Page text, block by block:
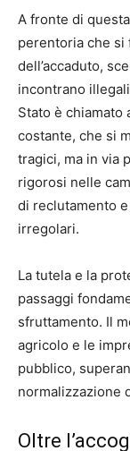
A fronte di
perentoria che si
dell’accaduto,
incontrano
Stato è chiamato
costante, che si
tragici, ma in via
rigorosi nelle
di reclutamento
irregolari.
La tutela e la
passaggi
sfruttamento. Il
agricolo e le
pubblico,
normalizzazione
Oltre